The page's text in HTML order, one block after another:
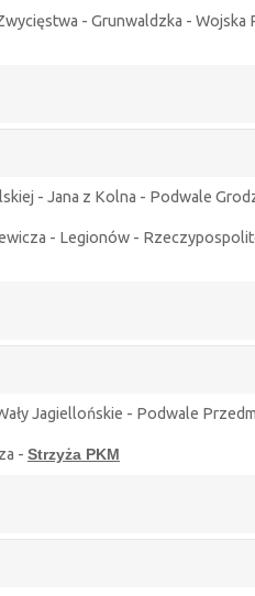
- Grunwaldzka -
- Jana z Kolna - Podwale
- Legionów -
Jagiellońskie - Podwale
- Strzyża PKM